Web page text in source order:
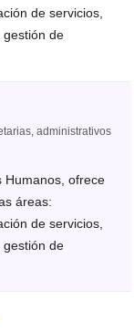
de servicios,
gestión de
administrativos
Humanos, ofrece
áreas:
de servicios,
gestión de